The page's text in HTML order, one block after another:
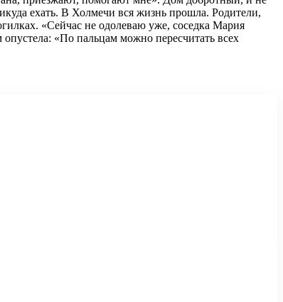
ехать. В Холмечи вся жизнь прошла. Родители,
«Сейчас не одолеваю уже, соседка Мария
«По пальцам можно пересчитать всех